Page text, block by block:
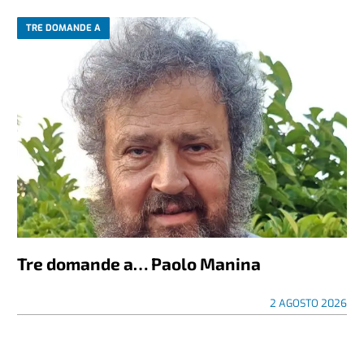
TRE DOMANDE A
Tre domande a… Paolo Manina
2 AGOSTO 2026